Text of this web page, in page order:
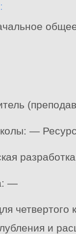
—
разработка
—
четвертого
и